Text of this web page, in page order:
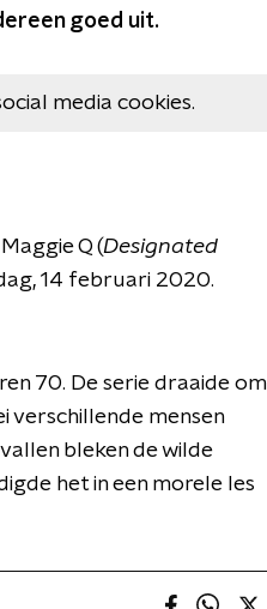
goed uit.
media cookies.
Maggie Q (Designated
14 februari 2020.
70. De serie draaide om
verschillende mensen
bleken de wilde
het in een morele les